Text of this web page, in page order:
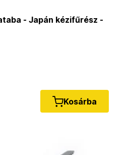
- Japán kézifűrész -
Kosárba